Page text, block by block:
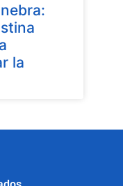
la